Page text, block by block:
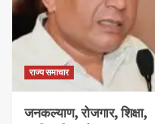
राज्य समाचार
जनकल्याण, रोजगार, शिक्षा,